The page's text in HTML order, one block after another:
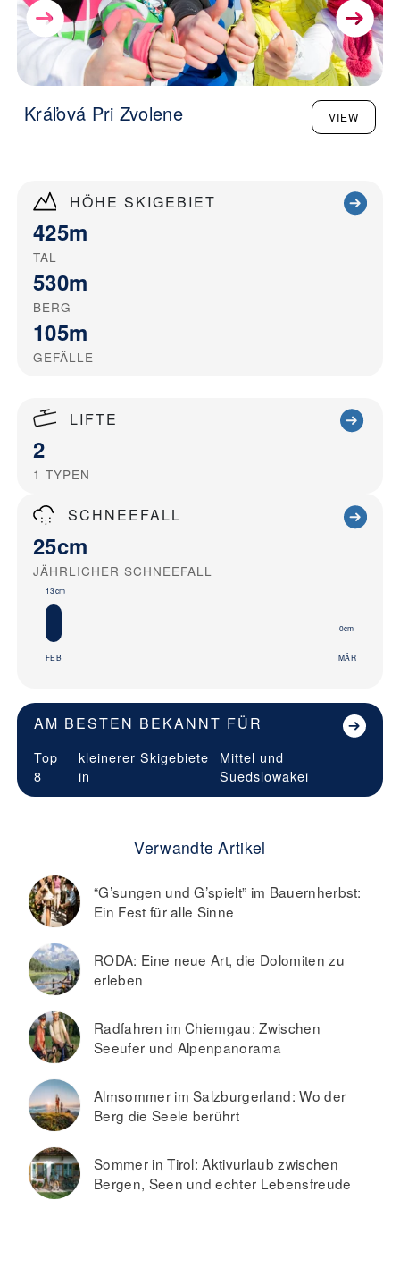
HÖHE SKIGEBIET
425m
TAL
530m
BERG
105m
GEFÄLLE
LIFTE
2
1 TYPEN
SCHNEEFALL
25cm
JÄHRLICHER SCHNEEFALL
13cm
FEB
0cm
MÄR
AM BESTEN BEKANNT FÜR
Top
8
kleinerer Skigebiete
in
Mittel und
Suedslowakei
Verwandte Artikel
“G’sungen und G’spielt” im Bauernherbst:
Ein Fest für alle Sinne
RODA: Eine neue Art, die Dolomiten zu
erleben
Radfahren im Chiemgau: Zwischen
Seeufer und Alpenpanorama
Almsommer im Salzburgerland: Wo der
Berg die Seele berührt
Sommer in Tirol: Aktivurlaub zwischen
Bergen, Seen und echter Lebensfreude
Kráľová Pri Zvolene VIEW